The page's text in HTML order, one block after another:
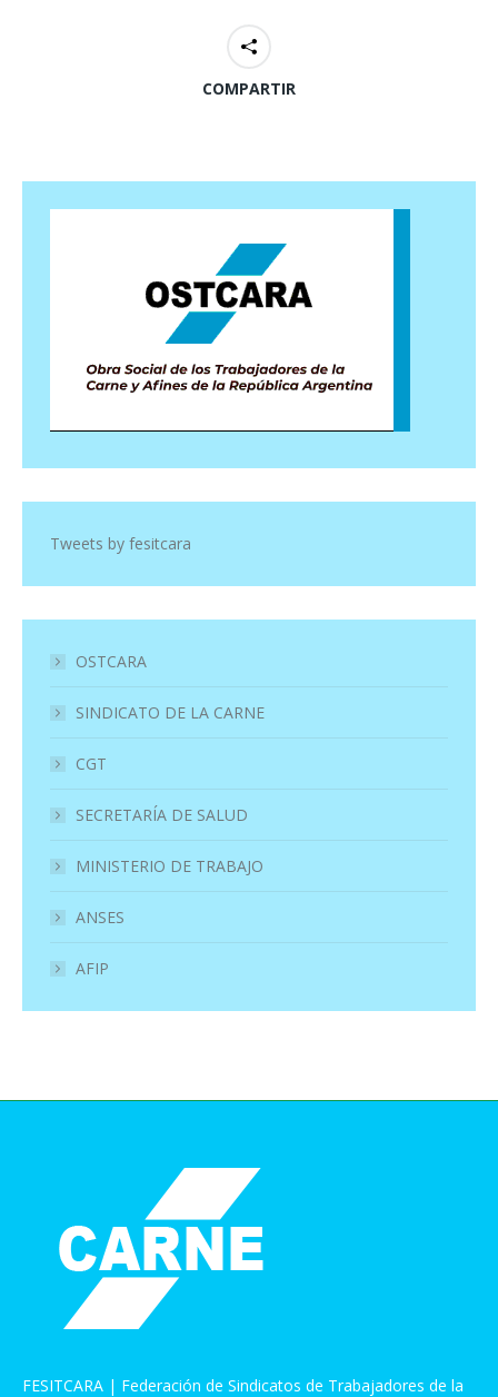
COMPARTIR
Tweets by fesitcara
OSTCARA
SINDICATO DE LA CARNE
CGT
SECRETARÍA DE SALUD
MINISTERIO DE TRABAJO
ANSES
AFIP
FESITCARA | Federación de Sindicatos de Trabajadores de la